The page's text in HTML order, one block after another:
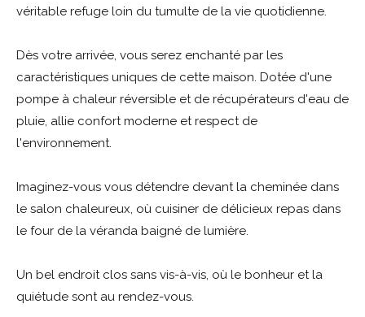
véritable refuge loin du tumulte de la vie quotidienne.
Dès votre arrivée, vous serez enchanté par les
caractéristiques uniques de cette maison. Dotée d'une
pompe à chaleur réversible et de récupérateurs d'eau de
pluie, allie confort moderne et respect de
l'environnement.
Imaginez-vous vous détendre devant la cheminée dans
le salon chaleureux, où cuisiner de délicieux repas dans
le four de la véranda baigné de lumière.
Un bel endroit clos sans vis-à-vis, où le bonheur et la
quiétude sont au rendez-vous.